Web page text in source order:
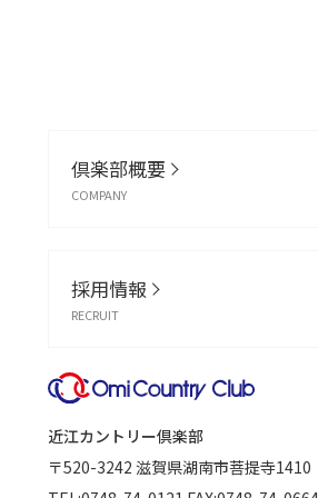
倶楽部概要
COMPANY
採用情報
RECRUIT
近江カントリー倶楽部
〒520-3242 滋賀県湖南市菩提寺1410